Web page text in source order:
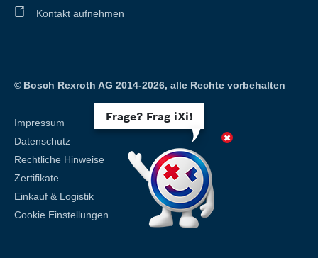
Frage? Frag iXi!
Kontakt aufnehmen
© Bosch Rexroth AG 2014-2026, alle Rechte vorbehalten
Impressum
Datenschutz
Rechtliche Hinweise
Zertifikate
Einkauf & Logistik
Cookie Einstellungen